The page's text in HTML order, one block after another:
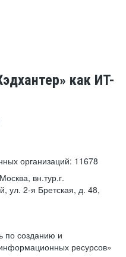
как ИТ-
организаций: 11678
вн.тур.г.
ул. 2-я Бретская, д. 48,
по созданию и
ресурсов»